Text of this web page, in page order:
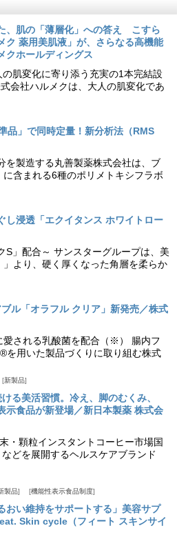
、肌の「薄層化」への答え こすら
ク 薬用美肌液」が、さらなる高機能
クホールディングス
肌変化に寄り添う充実の1本完結設
会社ハルメクは、大人の肌変化であ
品」で同時定量！新分析法（RMS
を製造する丸善製薬株式会社は、ブ
含まれる6種のポリメトキシフラボ
し浸透「エクイタンス ホワイトロー
S」配合～ サンスターグループは、美
より、硬く厚くなった角層を柔らか
ル「オラフル クリア」新発売／株式
愛される乳酸菌を配合（※） 腸内フ
を用いた製品づくりに取り組む株式
新製品
る美活習慣。冷え、脚のむくみ、
示食品が新登場／新日本製薬 株式会
・顆粒インスタントコーヒー市場国
どを展開するヘルスケアブランド
製品 機能性表示食品制度
おい維持をサポートする」美容サプ
Skin cycle（フィート スキンサイ